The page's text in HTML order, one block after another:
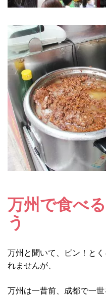
万州で食べ
う
万州と聞いて、ピン！と
れませんが、
万州は一昔前、成都で一